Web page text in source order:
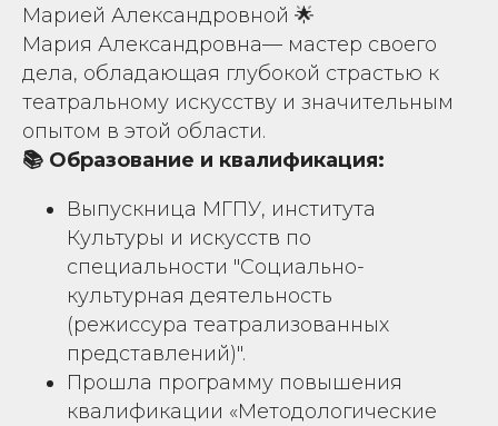
Марией Александровной 🌟
Мария Александровна— мастер своего
дела, обладающая глубокой страстью к
театральному искусству и значительным
опытом в этой области.
📚 Образование и квалификация:
Выпускница МГПУ, института
Культуры и искусств по
специальности "Социально-
культурная деятельность
(режиссура театрализованных
представлений)".
Прошла программу повышения
квалификации «Методологические